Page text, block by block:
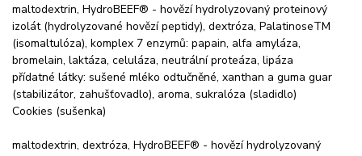
maltodextrin, HydroBEEF® - hovězí hydrolyzovaný proteinový
izolát (hydrolyzované hovězí peptidy), dextróza, PalatinoseTM
(isomaltulóza), komplex 7 enzymů: papain, alfa amyláza,
bromelain, laktáza, celuláza, neutrální proteáza, lipáza
přídatné látky: sušené mléko odtučněné, xanthan a guma guar
(stabilizátor, zahušťovadlo), aroma, sukralóza (sladidlo)
Cookies (sušenka)
maltodextrin, dextróza, HydroBEEF® - hovězí hydrolyzovaný